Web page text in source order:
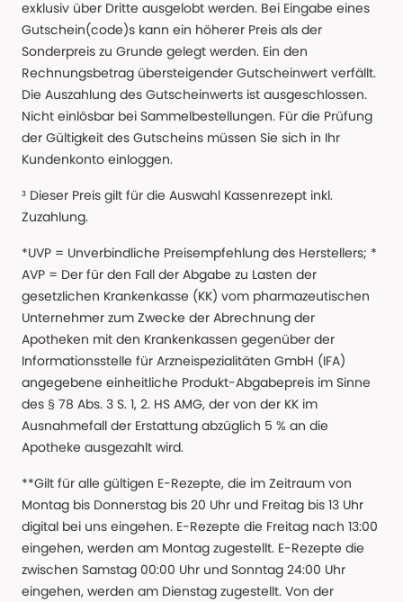
exklusiv über Dritte ausgelobt werden. Bei Eingabe eines
Gutschein(code)s kann ein höherer Preis als der
Sonderpreis zu Grunde gelegt werden. Ein den
Rechnungsbetrag übersteigender Gutscheinwert verfällt.
Die Auszahlung des Gutscheinwerts ist ausgeschlossen.
Nicht einlösbar bei Sammelbestellungen. Für die Prüfung
der Gültigkeit des Gutscheins müssen Sie sich in Ihr
Kundenkonto einloggen.
³ Dieser Preis gilt für die Auswahl Kassenrezept inkl.
Zuzahlung.
*UVP = Unverbindliche Preisempfehlung des Herstellers; *
AVP = Der für den Fall der Abgabe zu Lasten der
gesetzlichen Krankenkasse (KK) vom pharmazeutischen
Unternehmer zum Zwecke der Abrechnung der
Apotheken mit den Krankenkassen gegenüber der
Informationsstelle für Arzneispezialitäten GmbH (IFA)
angegebene einheitliche Produkt-Abgabepreis im Sinne
des § 78 Abs. 3 S. 1, 2. HS AMG, der von der KK im
Ausnahmefall der Erstattung abzüglich 5 % an die
Apotheke ausgezahlt wird.
**Gilt für alle gültigen E-Rezepte, die im Zeitraum von
Montag bis Donnerstag bis 20 Uhr und Freitag bis 13 Uhr
digital bei uns eingehen. E-Rezepte die Freitag nach 13:00
eingehen, werden am Montag zugestellt. E-Rezepte die
zwischen Samstag 00:00 Uhr und Sonntag 24:00 Uhr
eingehen, werden am Dienstag zugestellt. Von der